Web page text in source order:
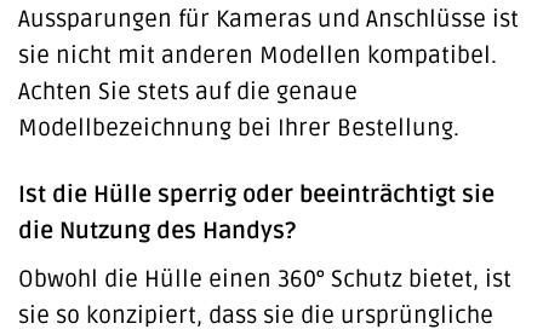
Aussparungen für Kameras und Anschlüsse ist
sie nicht mit anderen Modellen kompatibel.
Achten Sie stets auf die genaue
Modellbezeichnung bei Ihrer Bestellung.
Ist die Hülle sperrig oder beeinträchtigt sie
die Nutzung des Handys?
Obwohl die Hülle einen 360° Schutz bietet, ist
sie so konzipiert, dass sie die ursprüngliche